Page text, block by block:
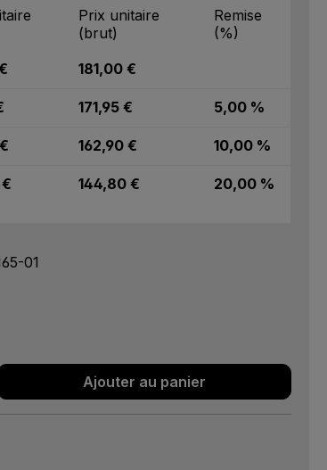
Prix unitaire
(brut)
Remise
(%)
181,00 €
171,95 € 5,00 %
162,90 € 10,00 %
144,80 € 20,00 %
01
: Entrez la quantité
Ajouter au panier